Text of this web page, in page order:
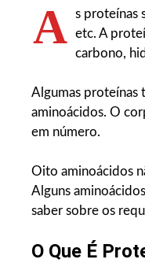
A s proteínas
etc. A
carbono,
Algumas proteínas
aminoácidos. O
em número.
Oito aminoácidos
Alguns
saber sobre os
O Que É